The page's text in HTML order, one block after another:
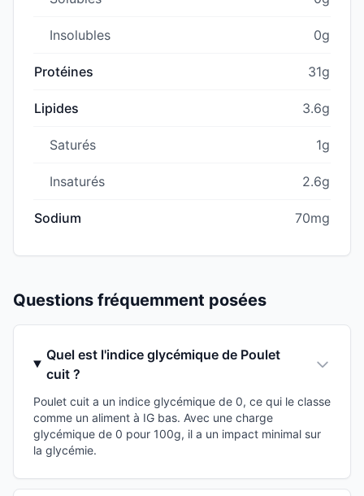
Insolubles 0g
Protéines 31g
Lipides 3.6g
Saturés 1g
Insaturés 2.6g
Sodium 70mg
Questions fréquemment posées
Quel est l'indice glycémique de Poulet
cuit ?
Poulet cuit a un indice glycémique de 0, ce qui le classe
comme un aliment à IG bas. Avec une charge
glycémique de 0 pour 100g, il a un impact minimal sur
la glycémie.